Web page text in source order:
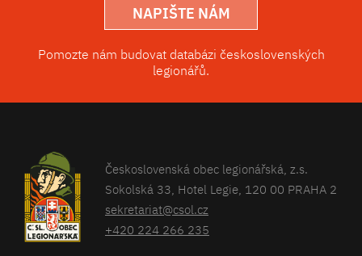
NAPIŠTE NÁM
Pomozte nám budovat databázi československých
legionářů.
Československá obec legionářská, z.s.
Sokolská 33, Hotel Legie, 120 00 PRAHA 2
sekretariat@csol.cz
+420 224 266 235